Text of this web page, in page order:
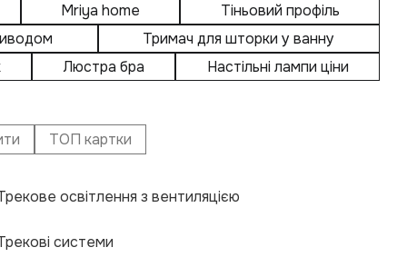
Mriya home
Тіньовий профіль
Тримач для шторки у ванну
Люстра бра Настільні лампи ціни
ТОП картки
освітлення з вентиляцією
системи